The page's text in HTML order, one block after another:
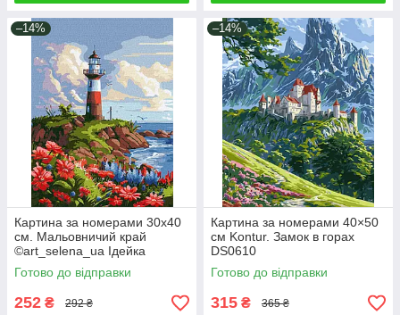
–14%
Картина за номерами 30х40
см. Мальовничий край
©art_selena_ua Ідейка
КНО2790
Готово до відправки
252 ₴ 292 ₴
–14%
Картина за номерами 40×50
см Kontur. Замок в горах
DS0610
Готово до відправки
315 ₴ 365 ₴